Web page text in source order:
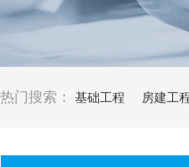
热门搜索： 基础工程 房建工